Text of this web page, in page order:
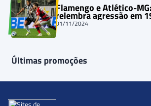
Flamengo e Atlético-
relembra agressão em
01/11/2024
Últimas promoções